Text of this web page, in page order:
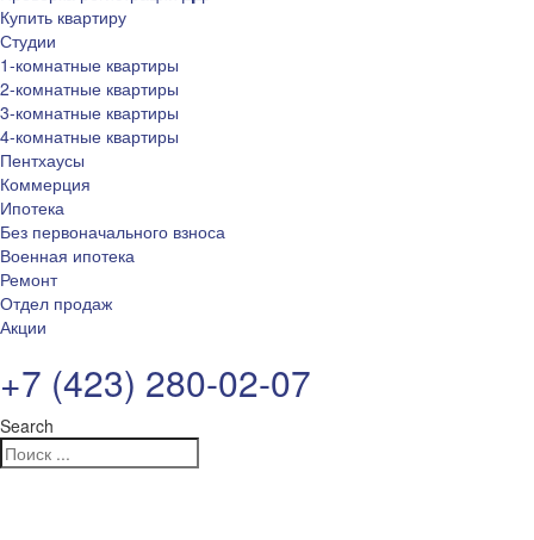
Купить квартиру
Студии
1-комнатные квартиры
2-комнатные квартиры
3-комнатные квартиры
4-комнатные квартиры
Пентхаусы
Коммерция
Ипотека
Без первоначального взноса
Военная ипотека
Ремонт
Отдел продаж
Акции
+7 (423) 280-02-07
Search